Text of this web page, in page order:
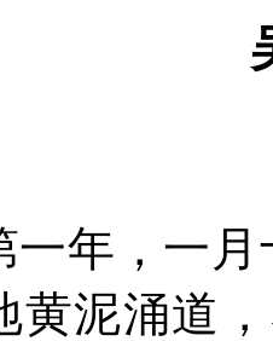
一年，一
黄泥涌道